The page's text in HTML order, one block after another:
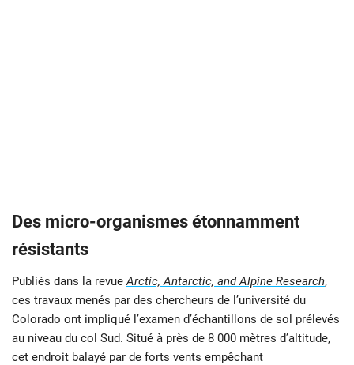
Des micro-organismes étonnamment
résistants
Publiés dans la revueArctic, Antarctic, and Alpine Research,
ces travaux menés par des chercheurs de l’université du
Colorado ont impliqué l’examen d’échantillons de sol prélevés
au niveau du col Sud. Situé à près de 8 000 mètres d’altitude,
cet endroit balayé par de forts vents empêchant